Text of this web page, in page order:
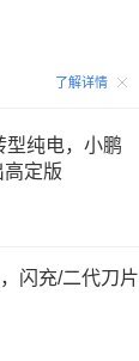
了解详情
型纯电，小鹏
定版
闪充/二代刀片